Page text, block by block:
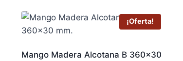
¡Oferta!
Mango Madera Alcotana B 360×30